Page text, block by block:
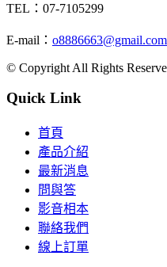
TEL：07-7105299
E-mail： o8886663@gmail.com
© Copyright All Rights
Quick Link
首頁
產品介紹
最新消息
問與答
影音相本
聯絡我們
線上訂單